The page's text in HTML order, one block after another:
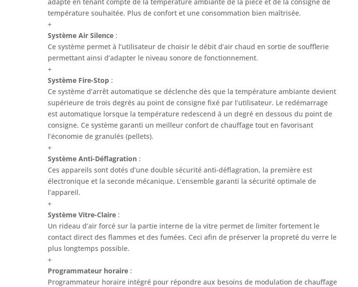
température souhaitée. Plus de confort et une consommation bien maîtrisée.
+
Système Air Silence :
Ce système permet à l’utilisateur de choisir le débit d’air chaud en sortie de soufflerie
permettant ainsi d’adapter le niveau sonore de fonctionnement.
+
Système Fire-Stop :
Ce système d’arrêt automatique se déclenche dès que la température ambiante devient
supérieure de trois degrés au point de consigne fixé par l’utilisateur. Le redémarrage
est automatique lorsque la température redescend à un degré en dessous du point de
consigne. Ce système garanti un meilleur confort de chauffage tout en favorisant
l’économie de granulés (pellets).
+
Système Anti-Déflagration :
Ces appareils sont dotés d’une double sécurité anti-déflagration, la première est
électronique et la seconde mécanique. L’ensemble garanti la sécurité optimale de
l’appareil.
+
Système Vitre-Claire :
Un rideau d’air forcé sur la partie interne de la vitre permet de limiter fortement le
contact direct des flammes et des fumées. Ceci afin de préserver la propreté du verre le
plus longtemps possible.
+
Programmateur horaire :
Programmateur horaire intégré pour répondre aux besoins de modulation de chauffage